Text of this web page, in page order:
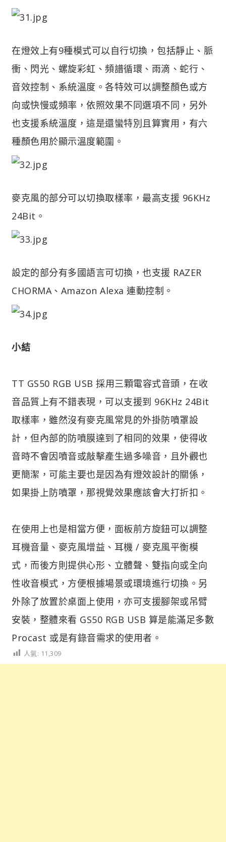
在燈效上有9種模式可以自行切換，包括靜止、脈
衝、閃光、螺旋彩虹、頻譜循環、雨滴、蛇行、
音效控制、系統溫度。各特效可以調整顏色或方
向或快慢或頻率，依照效果不同選項不同，另外
也支援系統溫度，這是還蠻特別且算實用，有六
種顏色用於顯示溫度範圍。
麥克風的部分可以切換取樣率，最高支援 96KHz
24Bit。
設定的部分有多國語言可切換，也支援 RAZER
CHORMA、Amazon Alexa 連動控制。
小結
TT GS50 RGB USB 採用三顆電容式音頭，在收
音品質上有不錯表現，可以支援到 96KHz 24Bit
取樣率，雖然沒有麥克風常見的外掛防噴罩設
計，但內部的防噴膜達到了相同的效果，使得收
音時不會因噴音或敲擊產生過多噪音，且外觀也
更簡潔，可能主要也是因為有燈效設計的關係，
如果掛上防噴罩，那視覺效果應該會大打折扣。
在使用上也是相當方便，面板前方旋鈕可以調整
耳機音量、麥克風增益、耳機 / 麥克風平衡模
式，而後方則提供心形、立體聲、雙指向或全向
性收音模式，方便根據場景或環境進行切換。另
外除了放置於桌面上使用，亦可支援腳架或吊臂
安裝，整體來看 GS50 RGB USB 算是能滿足多數
Procast 或是有錄音需求的使用者。
人氣: 11,309